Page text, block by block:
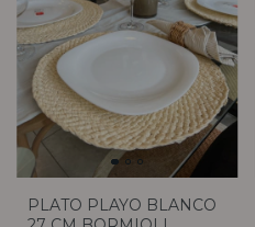
PLATO PLAYO BLANCO